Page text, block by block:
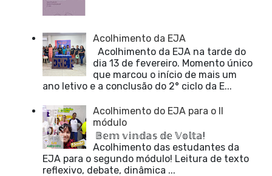
Acolhimento da EJA
Acolhimento da EJA na tarde do
dia 13 de fevereiro. Momento único
que marcou o início de mais um
ano letivo e a conclusão do 2° ciclo da E...
Acolhimento do EJA para o II
módulo
𝔹𝕖𝕞 𝕧𝕚𝕟𝕕𝕒𝕤 𝕕𝕖 𝕍𝕠𝕝𝕥𝕒!
Acolhimento das estudantes da
EJA para o segundo módulo! Leitura de texto
reflexivo, debate, dinâmica ...